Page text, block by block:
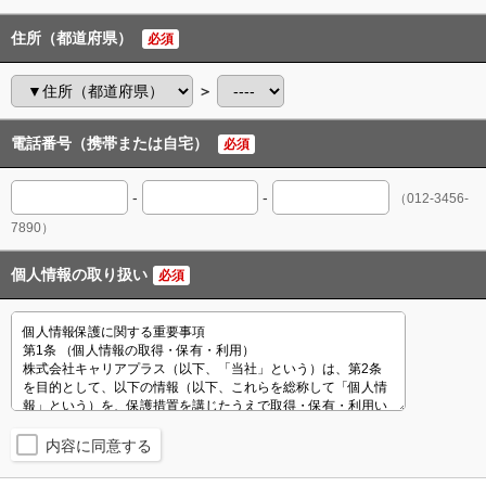
住所（都道府県） 必須
＞
電話番号（携帯または自宅） 必須
- -
（012-3456-
7890）
個人情報の取り扱い 必須
内容に同意する